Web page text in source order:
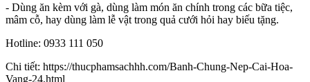
- Dùng ăn kèm với gà, dùng làm món ăn chính trong các bữa tiệc,
mâm cỗ, hay dùng làm lễ vật trong quả cưới hỏi hay biếu tặng.
Hotline: 0933 111 050
Chi tiết: https://thucphamsachhh.com/Banh-Chung-Nep-Cai-Hoa-
Vang-24.html